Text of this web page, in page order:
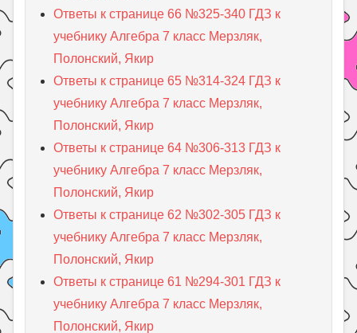
Ответы к странице 66 №325-340 ГДЗ к
учебнику Алгебра 7 класс Мерзляк,
Полонский, Якир
Ответы к странице 65 №314-324 ГДЗ к
учебнику Алгебра 7 класс Мерзляк,
Полонский, Якир
Ответы к странице 64 №306-313 ГДЗ к
учебнику Алгебра 7 класс Мерзляк,
Полонский, Якир
Ответы к странице 62 №302-305 ГДЗ к
учебнику Алгебра 7 класс Мерзляк,
Полонский, Якир
Ответы к странице 61 №294-301 ГДЗ к
учебнику Алгебра 7 класс Мерзляк,
Полонский, Якир